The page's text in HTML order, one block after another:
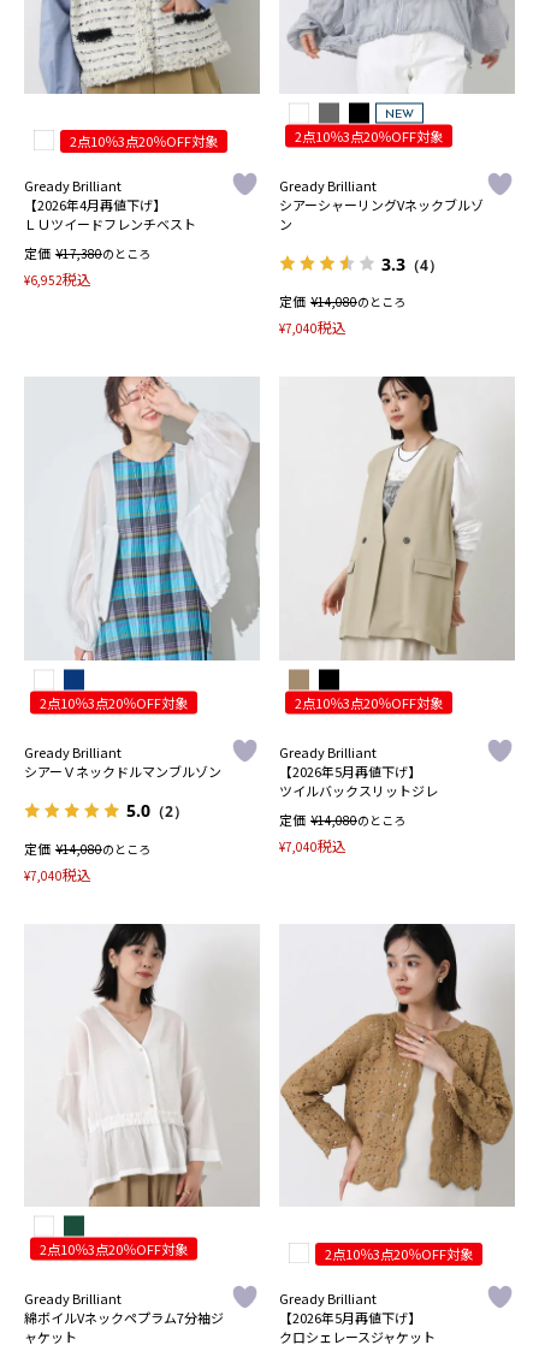
2点10％3点20％OFF対象
Gready Brilliant
【2026年4月再値下げ】
ＬＵツイードフレンチベスト
定価 ¥17,380のところ
¥6,952税込
NEW
2点10％3点20％OFF対象
Gready Brilliant
シアーシャーリングVネックブルゾ
ン
3.3 （4）
定価 ¥14,080のところ
¥7,040税込
2点10％3点20％OFF対象
Gready Brilliant
シアーＶネックドルマンブルゾン
5.0 （2）
定価 ¥14,080のところ
¥7,040税込
2点10％3点20％OFF対象
Gready Brilliant
【2026年5月再値下げ】
ツイルバックスリットジレ
定価 ¥14,080のところ
¥7,040税込
2点10％3点20％OFF対象
Gready Brilliant
綿ボイルVネックペプラム7分袖ジ
ャケット
2点10％3点20％OFF対象
Gready Brilliant
【2026年5月再値下げ】
クロシェレースジャケット